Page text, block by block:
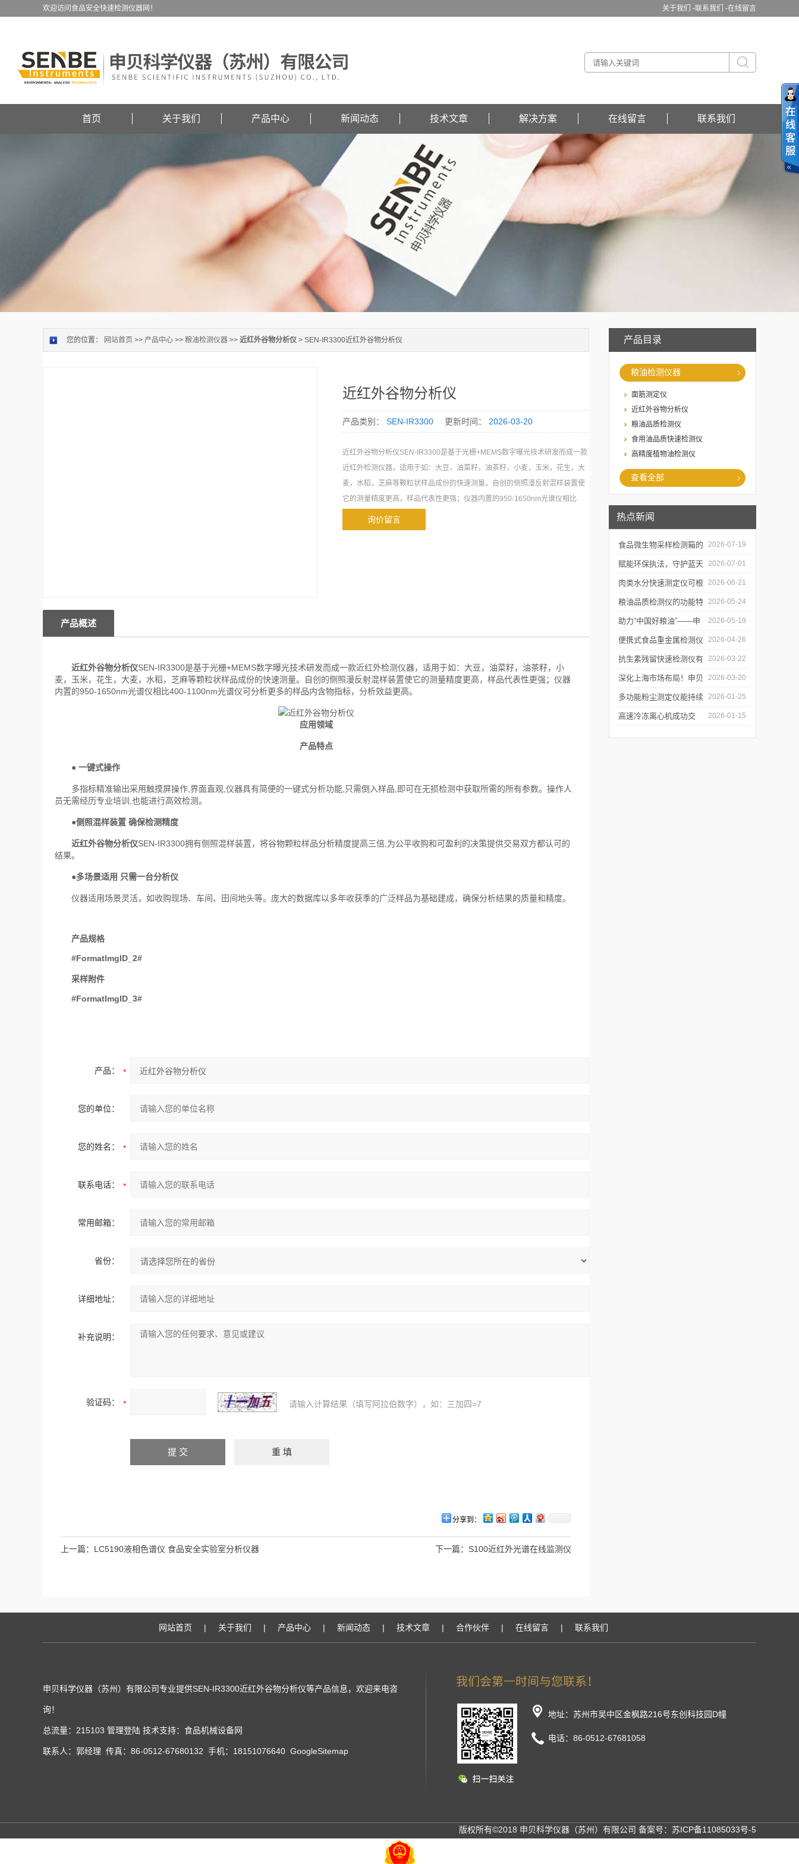
关于我们 -联系我们 -在线留言
欢迎访问食品安全快速检测仪器网！
首页 关于我们 产品中心 新闻动态 技术文章 解决方案 在线留言 联系我们
产品目录
粮油检测仪器
面筋测定仪
近红外谷物分析仪
粮油品质检测仪
食用油品质快速检测仪
高精度植物油检测仪
查看全部
热点新闻
食品微生物采样检测箱的
结构功能及具体使用流程
介绍
2026-07-19
赋能环保执法，守护蓝天
白云——粉尘测定仪成功
交付某市生态环境执法支
队
2026-07-01
肉类水分快速测定仪可根
据不同肉品的特性切换对
应检测模式
2026-06-21
粮油品质检测仪的功能特
点及优势体现
2026-05-24
助力“中国好粮油”——申
贝科学仪器粮油检测仪器
整装发往粮油站
2026-05-19
便携式食品重金属检测仪
有哪些特点值得选择？
2026-04-26
抗生素残留快速检测仪有
哪些优势值得选择？
2026-03-22
深化上海市场布局！申贝
科学仪器水质在线监测仪
成功签约沪上客户
2026-03-20
多功能粉尘测定仪能持续
监测粉尘浓度，实时显示
2026-01-25
高速冷冻离心机成功交 2026-01-15
您的位置： 网站首页 >> 产品中心 >> 粮油检测仪器 >> 近红外谷物分析仪 > SEN-IR3300近红外谷物分析仪
近红外谷物分析仪
产品类别： SEN-IR3300 更新时间： 2026-03-20
近红外谷物分析仪SEN-IR3300是基于光栅+MEMS数字曝光技术研发而成一款
近红外检测仪器，适用于如：大豆，油菜籽，油茶籽，小麦，玉米，花生，大
麦，水稻，芝麻等颗粒状样品成份的快速测量。自创的侧照漫反射混样装置使
它的测量精度更高，样品代表性更强；仪器内置的950-1650nm光谱仪相比
400-1100nm光谱仪可分析更多的样品内含物指标，分析效益更高。
询价留言
产品概述
近红外谷物分析仪SEN-IR3300是基于光栅+MEMS数字曝光技术研发而成一款近红外检测仪器，适用于如：大豆，油菜籽，油茶籽，小
麦，玉米，花生，大麦，水稻，芝麻等颗粒状样品成份的快速测量。自创的侧照漫反射混样装置使它的测量精度更高，样品代表性更强；仪器
内置的950-1650nm光谱仪相比400-1100nm光谱仪可分析更多的样品内含物指标，分析效益更高。
应用领域
产品特点
● 一键式操作
多指标精准输出采用触摸屏操作,界面直观,仪器具有简便的一键式分析功能,只需倒入样品,即可在无损检测中获取所需的所有参数。操作人
员无需经历专业培训,也能进行高效检测。
●侧照混样装置 确保检测精度
近红外谷物分析仪SEN-IR3300拥有侧照混样装置，将谷物颗粒样品分析精度提高三倍,为公平收购和可盈利的决策提供交易双方都认可的
结果。
●多场景适用 只需一台分析仪
仪器适用场景灵活，如收购现场、车间、田间地头等。庞大的数据库以多年收获季的广泛样品为基础建成，确保分析结果的质量和精度。
产品规格
#FormatImgID_2#
采样附件
#FormatImgID_3#
产品：
您的单位：
您的姓名：
联系电话：
常用邮箱：
省份：
详细地址：
补充说明：
验证码： 请输入计算结果（填写阿拉伯数字），如：三加四=7
分享到：
上一篇： LC5190液相色谱仪 食品安全实验室分析仪器 下一篇： S100近红外光谱在线监测仪
网站首页 | 关于我们 | 产品中心 | 新闻动态 | 技术文章 | 合作伙伴 | 在线留言 | 联系我们
申贝科学仪器（苏州）有限公司专业提供SEN-IR3300近红外谷物分析仪等产品信息，欢迎来电咨
询！
总流量：215103 管理登陆 技术支持： 食品机械设备网
联系人：郭经理 传真：86-0512-67680132 手机：18151076640 GoogleSitemap
地址：苏州市吴中区金枫路216号东创科技园D幢
电话：86-0512-67681058
版权所有©2018 申贝科学仪器（苏州）有限公司 备案号： 苏ICP备11085033号-5